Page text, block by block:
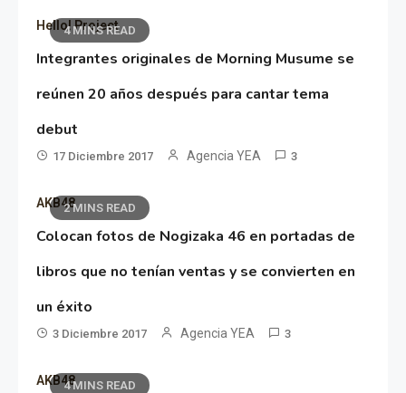
4 MINS READ
Hello! Project
Integrantes originales de Morning Musume se
reúnen 20 años después para cantar tema
debut
17 Diciembre 2017 Agencia YEA 3
2 MINS READ
AKB48
Colocan fotos de Nogizaka 46 en portadas de
libros que no tenían ventas y se convierten en
un éxito
3 Diciembre 2017 Agencia YEA 3
4 MINS READ
AKB48